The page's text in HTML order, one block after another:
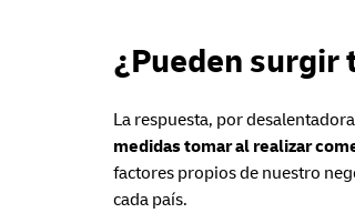
¿Pueden surgir
La respuesta, por
medidas tomar al realizar
factores propios de nuestro
cada país.